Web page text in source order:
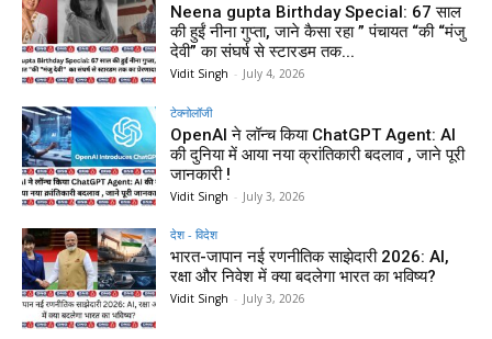
Neena gupta Birthday Special: 67 साल
की हुईं नीना गुप्ता, जाने कैसा रहा ” पंचायत “की “मंजु
देवी” का संघर्ष से स्टारडम तक...
Vidit Singh - July 4, 2026
टेक्नोलॉजी
OpenAI ने लॉन्च किया ChatGPT Agent: AI
की दुनिया में आया नया क्रांतिकारी बदलाव , जाने पूरी
जानकारी !
Vidit Singh - July 3, 2026
देश - विदेश
भारत-जापान नई रणनीतिक साझेदारी 2026: AI,
रक्षा और निवेश में क्या बदलेगा भारत का भविष्य?
Vidit Singh - July 3, 2026